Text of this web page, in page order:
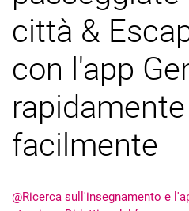
città &
con l'app
facilmente
@Ricerca sull'insegnamento e